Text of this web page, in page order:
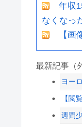
年収
なくなっ
【
最新記事（
ヨー
【閲
週間